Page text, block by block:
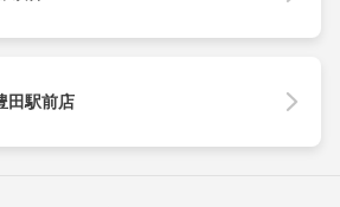
田駅前店